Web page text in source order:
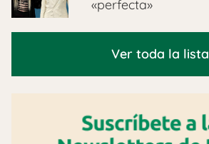
«perfecta»
Ver toda la lista